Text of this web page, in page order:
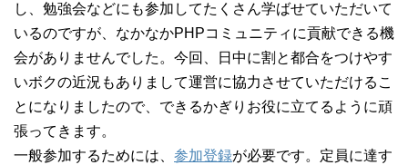
し、勉強会などにも参加してたくさん学ばせていただいて
いるのですが、なかなかPHPコミュニティに貢献できる機
会がありませんでした。今回、日中に割と都合をつけやす
いボクの近況もありまして運営に協力させていただけるこ
とになりましたので、できるかぎりお役に立てるように頑
張ってきます。
一般参加するためには、 参加登録が必要です。定員に達す